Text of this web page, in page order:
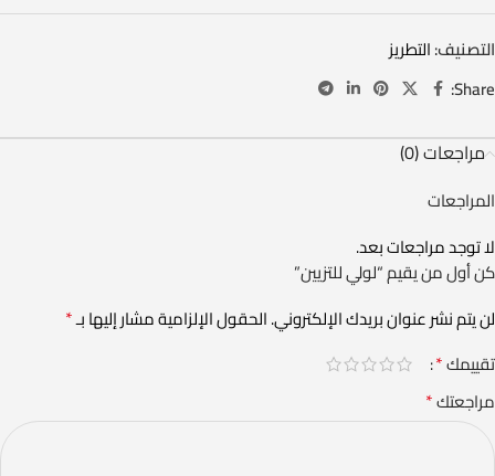
التصنيف:التطريز
Share:
مراجعات (0)
المراجعات
لا توجد مراجعات بعد.
كن أول من يقيم “لولي للتزيين”
لن يتم نشر عنوان بريدك الإلكتروني.الحقول الإلزامية مشار إليها بـ*
تقييمك*
مراجعتك*